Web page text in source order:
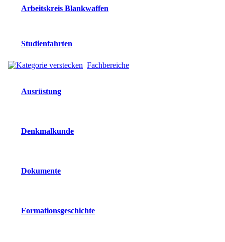
Arbeitskreis Blankwaffen
Studienfahrten
Fachbereiche
Ausrüstung
Denkmalkunde
Dokumente
Formationsgeschichte